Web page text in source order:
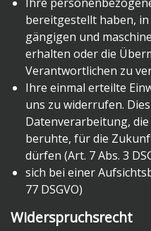
bereitgestellt haben,
gängigen und
erhalten oder die
Verantwortlichen zu
Ihre einmal erteilte
uns zu widerrufen.
Datenverarbeitung,
beruhte, für die
dürfen (Art. 7 Abs. 3
sich bei einer
77 DSGVO)
Widerspruchsrecht